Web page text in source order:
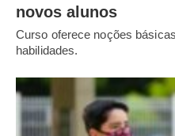
novos alunos
Curso oferece noções
habilidades.